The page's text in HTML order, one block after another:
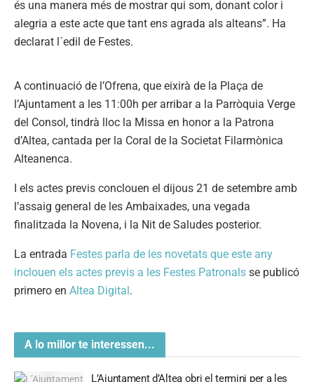
és una manera més de mostrar qui som, donant color i
alegria a este acte que tant ens agrada als alteans”. Ha
declarat l´edil de Festes.
A continuació de l’Ofrena, que eixirà de la Plaça de
l’Ajuntament a les 11:00h per arribar a la Parròquia Verge
del Consol, tindrà lloc la Missa en honor a la Patrona
d’Altea, cantada per la Coral de la Societat Filarmònica
Alteanenca.
I els actes previs conclouen el dijous 21 de setembre amb
l’assaig general de les Ambaixades, una vegada
finalitzada la Novena, i la Nit de Saludes posterior.
La entrada Festes parla de les novetats que este any
inclouen els actes previs a les Festes Patronals se publicó
primero en Altea Digital.
A lo millor te interessen...
L’Ajuntament d’Altea obri el termini per a les